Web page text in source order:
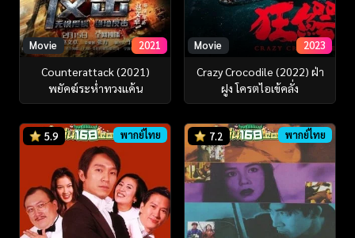
Movie 2021
Counterattack (2021)
พยัคฆ์ระห่ำทวงแค้น
Movie 2023
Crazy Crocodile (2022) ฝ่า
ฝูง โครตไอเข้คลั่ง
5.9 พากย์ไทย 7.2 พากย์ไทย